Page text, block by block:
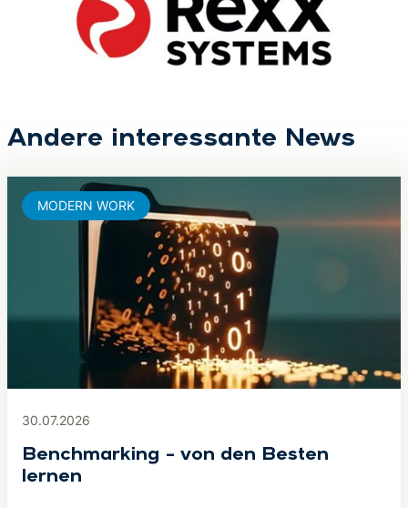
Andere interessante News
30.07.2026
Benchmarking – von den Besten
lernen
MODERN WORK